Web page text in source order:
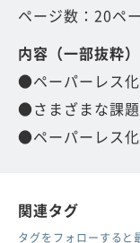
ページ数：20ペ
内容（一部抜粋）
●ペーパーレス
●さまざまな課
●ペーパーレス
関連タグ
タグをフォローすると